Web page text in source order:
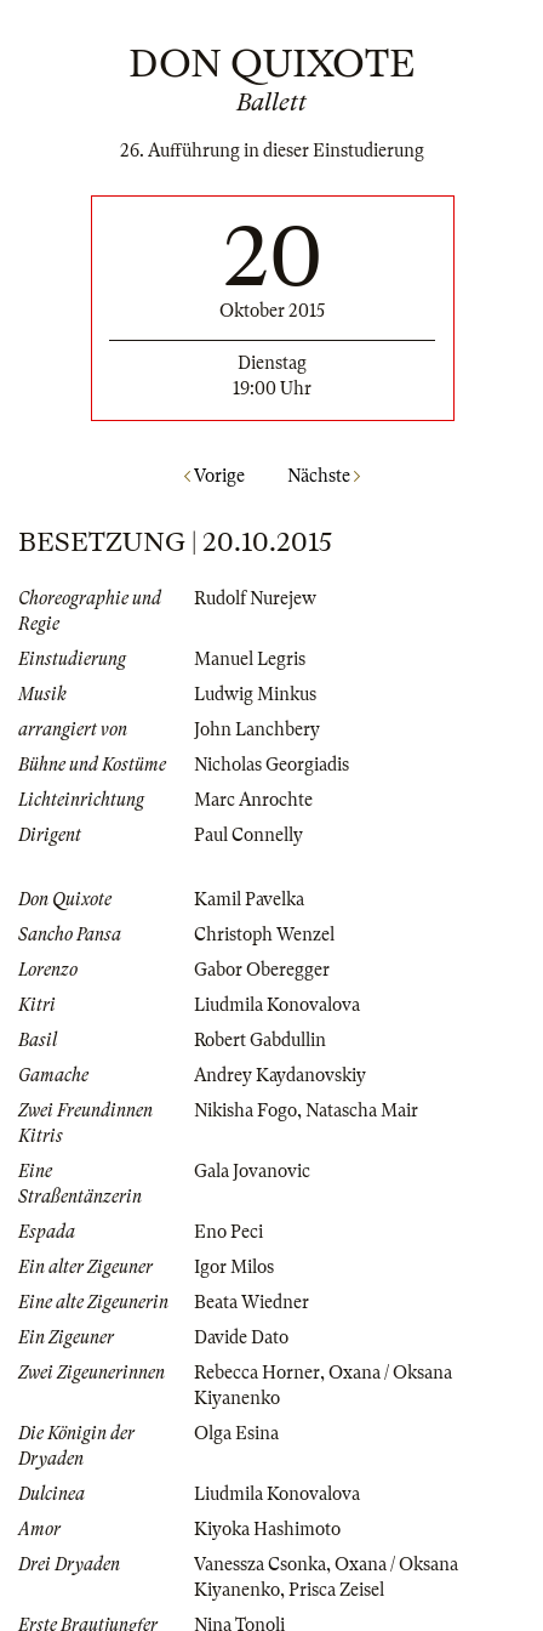
DON QUIXOTE
Ballett
26. Aufführung in dieser Einstudierung
20
Oktober 2015
Dienstag
19:00 Uhr
Vorige Nächste
BESETZUNG | 20.10.2015
Choreographie und
Regie
Rudolf Nurejew
Einstudierung
Manuel Legris
Musik
Ludwig Minkus
arrangiert von
John Lanchbery
Bühne und Kostüme
Nicholas Georgiadis
Lichteinrichtung
Marc Anrochte
Dirigent
Paul Connelly
Don Quixote
Kamil Pavelka
Sancho Pansa
Christoph Wenzel
Lorenzo
Gabor Oberegger
Kitri
Liudmila Konovalova
Basil
Robert Gabdullin
Gamache
Andrey Kaydanovskiy
Zwei Freundinnen
Kitris
Nikisha Fogo, Natascha Mair
Eine
Straßentänzerin
Gala Jovanovic
Espada
Eno Peci
Ein alter Zigeuner
Igor Milos
Eine alte Zigeunerin
Beata Wiedner
Ein Zigeuner
Davide Dato
Zwei Zigeunerinnen
Rebecca Horner, Oxana / Oksana
Kiyanenko
Die Königin der
Dryaden
Olga Esina
Dulcinea
Liudmila Konovalova
Amor
Kiyoka Hashimoto
Drei Dryaden
Vanessza Csonka, Oxana / Oksana
Kiyanenko, Prisca Zeisel
Erste Brautjungfer
Nina Tonoli